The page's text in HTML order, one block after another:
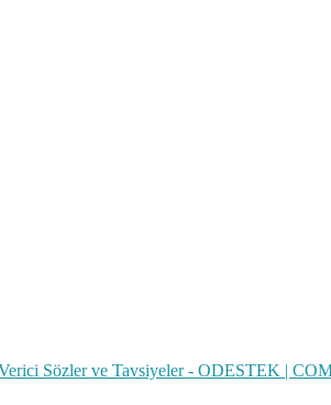
Sözler ve Tavsiyeler - ODESTEK |